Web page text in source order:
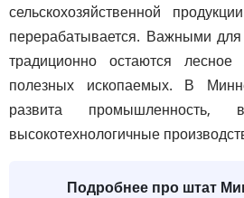
сельскохозяйственной
перерабатывается. Важными
традиционно остаются
полезных ископаемых. В
развита
высокотехнологичные
Подробнее про штат